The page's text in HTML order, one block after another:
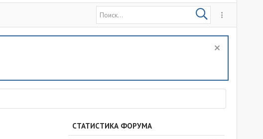
СТАТИСТИКА ФОРУМА